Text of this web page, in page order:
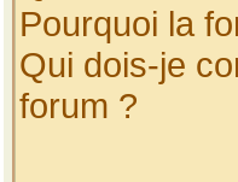
Pourquoi la
Qui dois-je
forum ?